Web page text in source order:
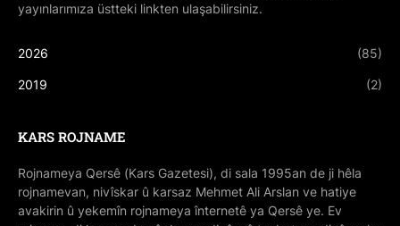
yayınlarımıza üstteki linkten ulaşabilirsiniz.
2026 (85)
2019 (2)
KARS ROJNAME
Rojnameya Qersê (Kars Gazetesi), di sala 1995an de ji hêla
rojnamevan, nivîskar û karsaz Mehmet Ali Arslan ve hatiye
avakirin û yekemîn rojnameya înternetê ya Qersê ye. Ev